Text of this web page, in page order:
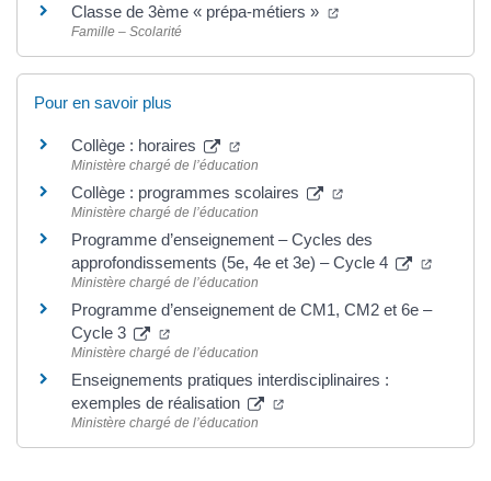
Classe de 3ème « prépa-métiers »
Famille – Scolarité
Pour en savoir plus
Collège : horaires
Ministère chargé de l’éducation
Collège : programmes scolaires
Ministère chargé de l’éducation
Programme d’enseignement – Cycles des
approfondissements (5e, 4e et 3e) – Cycle 4
Ministère chargé de l’éducation
Programme d’enseignement de CM1, CM2 et 6e –
Cycle 3
Ministère chargé de l’éducation
Enseignements pratiques interdisciplinaires :
exemples de réalisation
Ministère chargé de l’éducation